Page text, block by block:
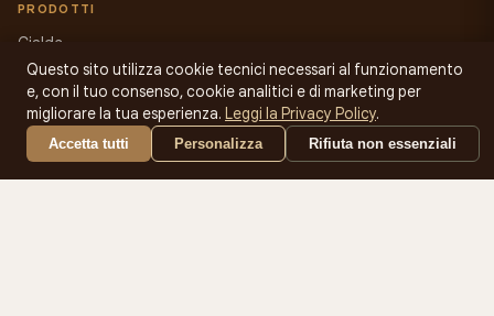
PRODOTTI
Cialde
Capsule
Grani
Solubili
Crema Fredda
Insaporitori
Questo sito utilizza cookie tecnici necessari al funzionamento
e, con il tuo consenso, cookie analitici e di marketing per
migliorare la tua esperienza. Leggi la Privacy Policy.
Accetta tutti Personalizza Rifiuta non essenziali